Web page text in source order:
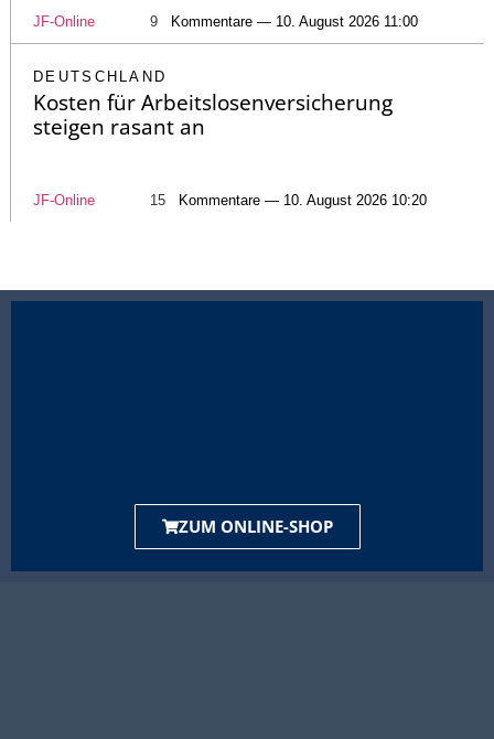
JF-Online 9 Kommentare — 10. August 2026 11:00
DEUTSCHLAND
Kosten für Arbeitslosenversicherung
steigen rasant an
JF-Online 15 Kommentare — 10. August 2026 10:20
ZUM ONLINE-SHOP